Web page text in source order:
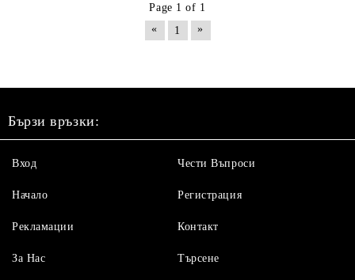
Page 1 of 1
«
1 »
Бързи връзки:
Вход
Начало
Рекламации
За Нас
Чести Въпроси
Регистрация
Контакт
Търсене